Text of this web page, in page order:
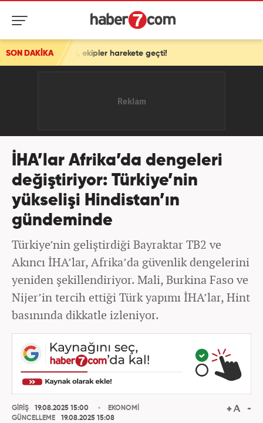
SON DAKİKA
ekipler harekete geçti!
İHA’lar Afrika’da dengeleri
değiştiriyor: Türkiye’nin
yükselişi Hindistan’ın
gündeminde
Türkiye’nin geliştirdiği Bayraktar TB2 ve
Akıncı İHA’lar, Afrika’da güvenlik dengelerini
yeniden şekillendiriyor. Mali, Burkina Faso ve
Nijer’in tercih ettiği Türk yapımı İHA’lar, Hint
basınında dikkatle izleniyor.
GİRİŞ
19.08.2025 15:00
GÜNCELLEME
19.08.2025 15:08
EKONOMİ